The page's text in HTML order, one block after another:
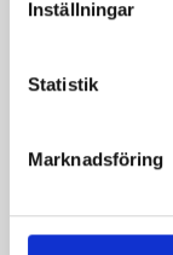
Inställningar
Statistik
Marknadsföring